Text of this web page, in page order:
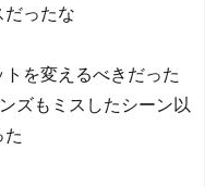
だったな
を変えるべきだった
ズもミスしたシーン以
た